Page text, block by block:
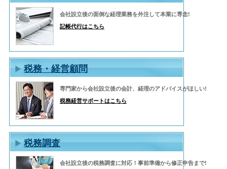
会社設立後の面倒な経理業務を外注して本業に専念!
記帳代行はこちら
税務・経営顧問
専門家から会社設立後の会計、経理のアドバイスがほしい!
税務経営サポートはこちら
税務調査
会社設立後の税務調査に対応！事前準備から修正申告まで!